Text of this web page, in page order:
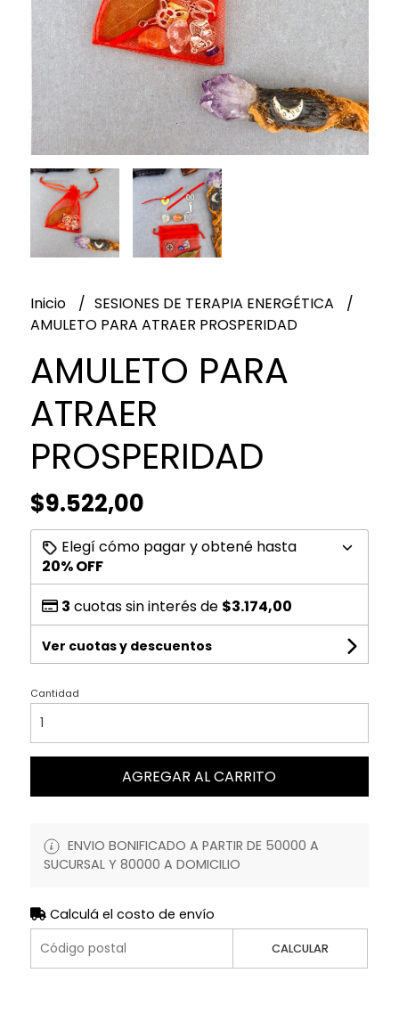
Inicio
SESIONES DE TERAPIA ENERGÉTICA
AMULETO PARA ATRAER PROSPERIDAD
AMULETO PARA
ATRAER
PROSPERIDAD
$9.522,00
Elegí cómo pagar y obtené hasta
20% OFF
3 cuotas sin interés de $3.174,00
Ver cuotas y descuentos
Cantidad
AGREGAR AL CARRITO
ENVIO BONIFICADO A PARTIR DE 50000 A
SUCURSAL Y 80000 A DOMICILIO
Calculá el costo de envío
CALCULAR